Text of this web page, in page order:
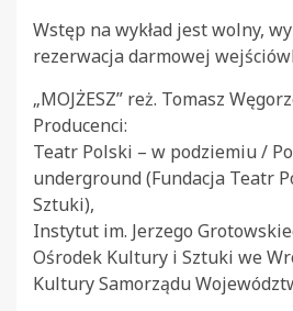
Wstęp na wykład jest wolny,
rezerwacja darmowej
„MOJŻESZ” reż. Tomasz
Producenci:
Teatr Polski – w podziemiu /
underground (Fundacja Teatr
Sztuki),
Instytut im. Jerzego
Ośrodek Kultury i Sztuki we
Kultury Samorządu